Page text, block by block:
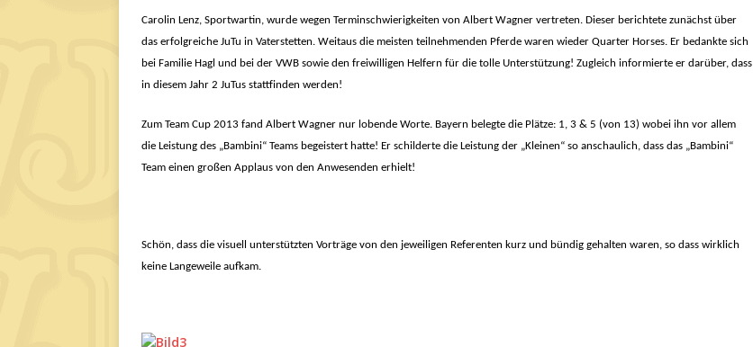
Carolin Lenz, Sportwartin, wurde wegen Terminschwierigkeiten von Albert Wagner vertreten. Dieser berichtete zunächst über
das erfolgreiche JuTu in Vaterstetten. Weitaus die meisten teilnehmenden Pferde waren wieder Quarter Horses. Er bedankte sich
bei Familie Hagl und bei der VWB sowie den freiwilligen Helfern für die tolle Unterstützung! Zugleich informierte er darüber, dass
in diesem Jahr 2 JuTus stattfinden werden!
Zum Team Cup 2013 fand Albert Wagner nur lobende Worte. Bayern belegte die Plätze: 1, 3 & 5 (von 13) wobei ihn vor allem
die Leistung des „Bambini“ Teams begeistert hatte! Er schilderte die Leistung der „Kleinen“ so anschaulich, dass das „Bambini“
Team einen großen Applaus von den Anwesenden erhielt!
Schön, dass die visuell unterstützten Vorträge von den jeweiligen Referenten kurz und bündig gehalten waren, so dass wirklich
keine Langeweile aufkam.